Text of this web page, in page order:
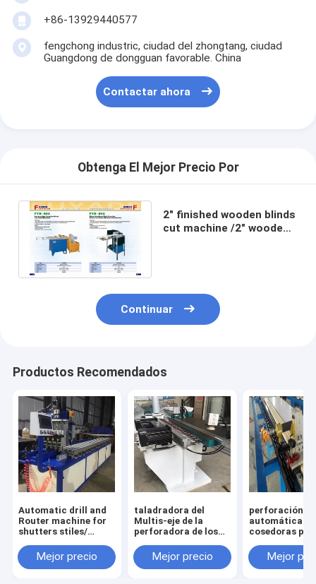
+86-13929440577
fengchong industric, ciudad del zhongtang, ciudad
Guangdong de dongguan favorable. China
Contactar ahora
Obtenga El Mejor Precio Por
2" finished wooden blinds
cut machine /2" wooden
Continuar
Productos Recomendados
Automatic drill and
Router machine for
shutters stiles/
machines
Mejor precio
taladradora del
Multis-eje de la
perforadora de los
máquinas de los
obturadores de la
Mejor precio
perforación
automática y
cosedoras
obturadores
plantación
Mejor